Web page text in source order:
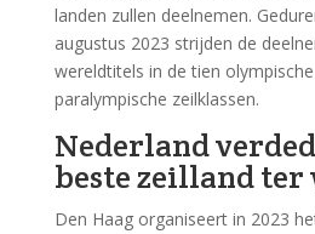
landen zullen deelnemen.
augustus 2023 strijden de
wereldtitels in de tien
paralympische zeilklassen.
Nederland
beste zeilland ter
Den Haag organiseert in 2023